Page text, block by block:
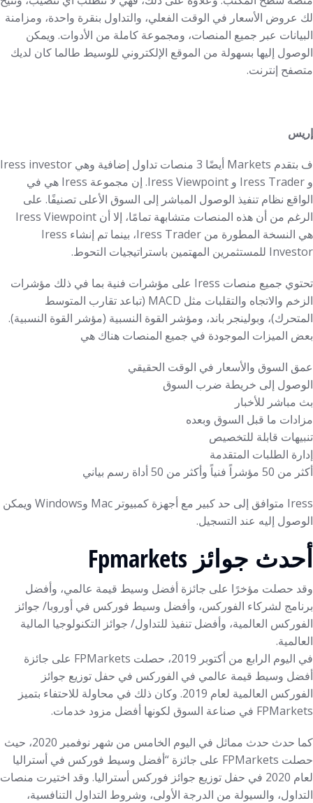
لك عروض الأسعار في الوقت الفعلي، والتداول بنقرة واحدة، ومزامنة
البيانات عبر جميع المنصات، ومجموعة كاملة من الأدوات. ويمكن
الوصول إليها بسهولة من الموقع الإلكتروني للوسيط طالما كان لديك
متصفح إنترنت.
إريس
ف ب
تقدم Markets أيضًا 3 منصات تداول إضافية وهي Iress investor
و Iress Trader و Iress Viewpoint. إن مجموعة Iress هي في
الواقع نظام تنفيذ الوصول المباشر إلى السوق الأعلى تصنيفًا. على
الرغم من أن هذه المنصات متشابهة تمامًا، إلا أن Iress Viewpoint
هي النسخة المطورة من Iress Trader، بينما تم إنشاء Iress
Investor للمستثمرين المهتمين باستراتيجيات التحوط.
تحتوي جميع منصات Iress على مؤشرات فنية بما في ذلك مؤشرات
الزخم والاتجاه والتقلبات مثل MACD (تباعد تقارب المتوسط
المتحرك)، وبولينجر باند، ومؤشر القوة النسبية (مؤشر القوة النسبية).
بعض الميزات الموجودة في جميع المنصات هناك هي
عمق السوق والأسعار في الوقت الحقيقي
الوصول إلى خريطة ضرب السوق
بث مباشر للأخبار
مزادات ما قبل السوق وبعده
تنبيهات قابلة للتخصيص
إدارة الطلبات المتقدمة
أكثر من 50 مؤشراً فنياً وأكثر من 50 أداة رسم بياني
Iress متوافق إلى حد كبير مع أجهزة كمبيوتر Mac وWindows ويمكن
الوصول إليه عند التسجيل.
أحدث جوائز Fpmarkets
وقد حصلت مؤخرًا على جائزة أفضل وسيط قيمة عالمي، وأفضل
برنامج لشركاء الفوركس، وأفضل وسيط فوركس في أوروبا/ جوائز
الفوركس العالمية، وأفضل تنفيذ للتداول/ جوائز التكنولوجيا المالية
العالمية.
في اليوم الرابع من أكتوبر 2019، حصلت FPMarkets على جائزة
أفضل وسيط قيمة عالمي في الفوركس في حفل توزيع جوائز
الفوركس العالمية لعام 2019. وكان ذلك في محاولة للاحتفاء بتميز
FPMarkets في صناعة السوق لكونها أفضل مزود خدمات.
كما حدث حدث مماثل في اليوم الخامس من شهر نوفمبر 2020، حيث
حصلت FPMarkets على جائزة “أفضل وسيط فوركس في أستراليا
لعام 2020 في حفل توزيع جوائز فوركس أستراليا. وقد اختيرت منصات
التداول، والسيولة من الدرجة الأولى، وشروط التداول التنافسية،